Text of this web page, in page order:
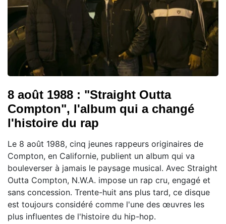
8 août 1988 : "Straight Outta
Compton", l'album qui a changé
l'histoire du rap
Le 8 août 1988, cinq jeunes rappeurs originaires de
Compton, en Californie, publient un album qui va
bouleverser à jamais le paysage musical. Avec Straight
Outta Compton, N.W.A. impose un rap cru, engagé et
sans concession. Trente-huit ans plus tard, ce disque
est toujours considéré comme l'une des œuvres les
plus influentes de l'histoire du hip-hop.